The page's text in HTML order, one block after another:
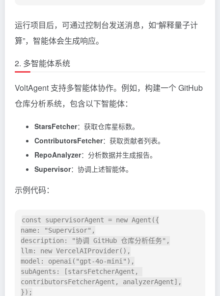
运行项目后，可通过控制台发送消息，如“解释量子计
算”，智能体会生成响应。
2. 多智能体系统
VoltAgent 支持多智能体协作。例如，构建一个 GitHub
仓库分析系统，包含以下智能体：
StarsFetcher：获取仓库星标数。
ContributorsFetcher：获取贡献者列表。
RepoAnalyzer：分析数据并生成报告。
Supervisor：协调上述智能体。
示例代码：
const supervisorAgent = new Agent({
name: "Supervisor",
description: "协调 GitHub 仓库分析任务",
llm: new VercelAIProvider(),
model: openai("gpt-4o-mini"),
subAgents: [starsFetcherAgent,
contributorsFetcherAgent, analyzerAgent],